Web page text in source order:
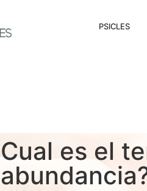
PSICLES
Cual es el